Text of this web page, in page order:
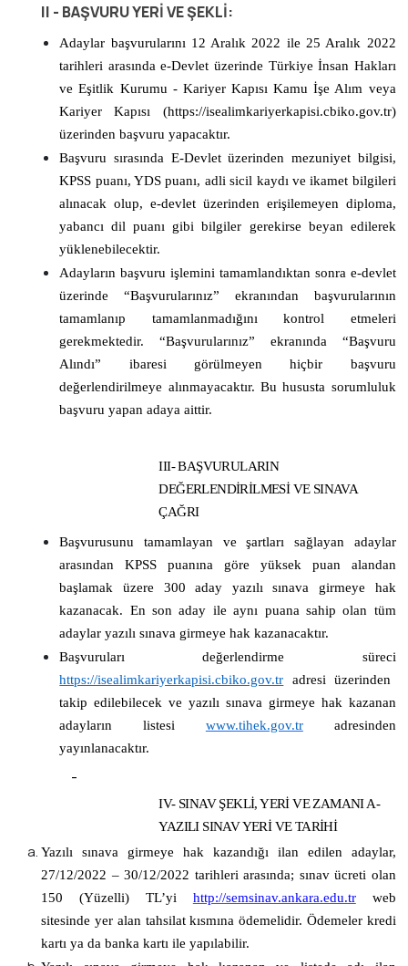
II - BAŞVURU YERİ VE ŞEKLİ:
Adaylar başvurularını 12 Aralık 2022 ile 25 Aralık 2022
tarihleri arasında e-Devlet üzerinde Türkiye İnsan Hakları
ve Eşitlik Kurumu - Kariyer Kapısı Kamu İşe Alım veya
Kariyer Kapısı (https://isealimkariyerkapisi.cbiko.gov.tr)
üzerinden başvuru yapacaktır.
Başvuru sırasında E-Devlet üzerinden mezuniyet bilgisi,
KPSS puanı, YDS puanı, adli sicil kaydı ve ikamet bilgileri
alınacak olup, e-devlet üzerinden erişilemeyen diploma,
yabancı dil puanı gibi bilgiler gerekirse beyan edilerek
yüklenebilecektir.
Adayların başvuru işlemini tamamlandıktan sonra e-devlet
üzerinde “Başvurularınız” ekranından başvurularının
tamamlanıp tamamlanmadığını kontrol etmeleri
gerekmektedir. “Başvurularınız” ekranında “Başvuru
Alındı” ibaresi görülmeyen hiçbir başvuru
değerlendirilmeye alınmayacaktır. Bu hususta sorumluluk
başvuru yapan adaya aittir.
III- BAŞVURULARIN
DEĞERLENDİRİLMESİ VE SINAVA
ÇAĞRI
Başvurusunu tamamlayan ve şartları sağlayan adaylar
arasından KPSS puanına göre yüksek puan alandan
başlamak üzere 300 aday yazılı sınava girmeye hak
kazanacak. En son aday ile aynı puana sahip olan tüm
adaylar yazılı sınava girmeye hak kazanacaktır.
Başvuruları değerlendirme süreci
https://isealimkariyerkapisi.cbiko.gov.tr
adresi üzerinden
takip edilebilecek ve yazılı sınava girmeye hak kazanan
adayların listesi
www.tihek.gov.tr adresinden
yayınlanacaktır.
-
IV- SINAV ŞEKLİ, YERİ VE ZAMANI A-
YAZILI SINAV YERİ VE TARİHİ
Yazılı sınava girmeye hak kazandığı ilan edilen adaylar,
27/12/2022 – 30/12/2022 tarihleri arasında; sınav ücreti olan
150 (Yüzelli) TL’yi http://semsinav.ankara.edu.tr
web
sitesinde yer alan tahsilat kısmına ödemelidir. Ödemeler kredi
kartı ya da banka kartı ile yapılabilir.